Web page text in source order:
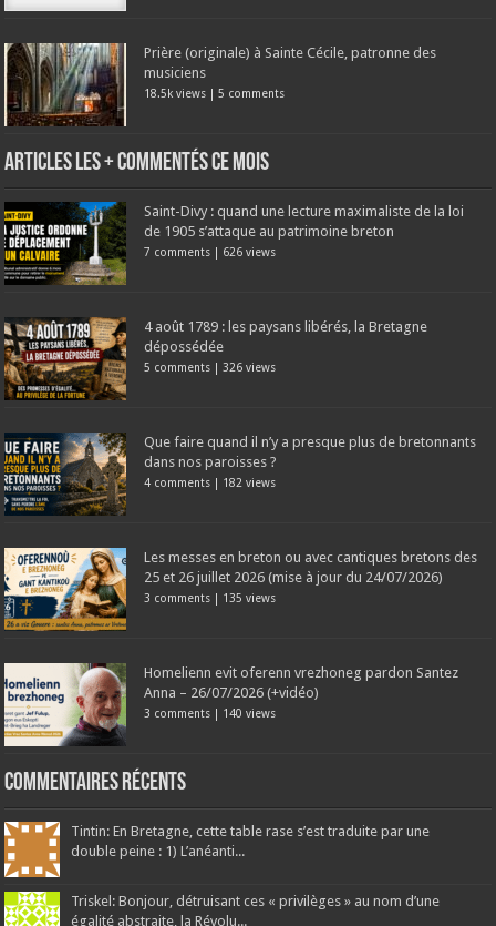
Prière (originale) à Sainte Cécile, patronne des
musiciens
18.5k views |5 comments
Articles les + commentés ce mois
Saint-Divy : quand une lecture maximaliste de la loi
de 1905 s’attaque au patrimoine breton
7 comments | 626 views
4 août 1789 : les paysans libérés, la Bretagne
dépossédée
5 comments | 326 views
Que faire quand il n’y a presque plus de bretonnants
dans nos paroisses ?
4 comments | 182 views
Les messes en breton ou avec cantiques bretons des
25 et 26 juillet 2026 (mise à jour du 24/07/2026)
3 comments | 135 views
Homelienn evit oferenn vrezhoneg pardon Santez
Anna – 26/07/2026 (+vidéo)
3 comments | 140 views
Commentaires récents
Tintin: En Bretagne, cette table rase s’est traduite par une
double peine : 1) L’anéanti...
Triskel: Bonjour, détruisant ces « privilèges » au nom d’une
égalité abstraite, la Révolu...